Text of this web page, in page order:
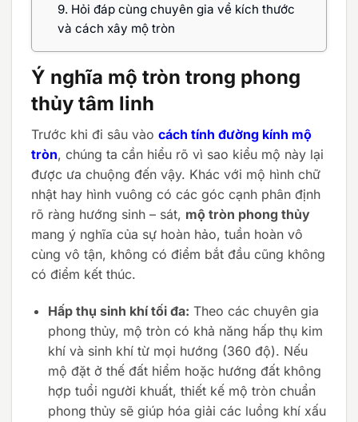
9. Hỏi đáp cùng chuyên gia về kích thước
và cách xây mộ tròn
Ý nghĩa mộ tròn trong phong
thủy tâm linh
Trước khi đi sâu vào cách tính đường kính mộ
tròn, chúng ta cần hiểu rõ vì sao kiểu mộ này lại
được ưa chuộng đến vậy. Khác với mộ hình chữ
nhật hay hình vuông có các góc cạnh phân định
rõ ràng hướng sinh – sát, mộ tròn phong thủy
mang ý nghĩa của sự hoàn hảo, tuần hoàn vô
cùng vô tận, không có điểm bắt đầu cũng không
có điểm kết thúc.
Hấp thụ sinh khí tối đa: Theo các chuyên gia
phong thủy, mộ tròn có khả năng hấp thụ kim
khí và sinh khí từ mọi hướng (360 độ). Nếu
mộ đặt ở thế đất hiểm hoặc hướng đất không
hợp tuổi người khuất, thiết kế mộ tròn chuẩn
phong thủy sẽ giúp hóa giải các luồng khí xấu